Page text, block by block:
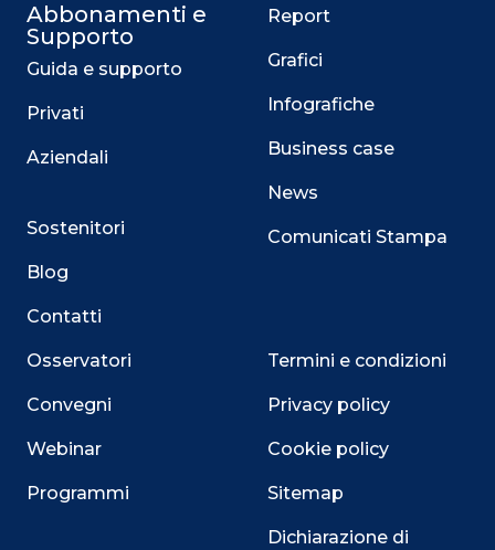
Abbonamenti e
Supporto
Guida e supporto
Privati
Aziendali
Sostenitori
Blog
Contatti
Osservatori
Convegni
Webinar
Programmi
Report
Grafici
Infografiche
Business case
News
Comunicati Stampa
Termini e condizioni
Privacy policy
Cookie policy
Sitemap
Dichiarazione di